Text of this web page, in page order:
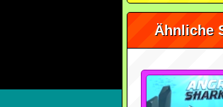
Ähnliche